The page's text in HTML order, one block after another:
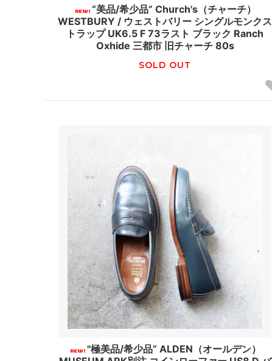
“美品/希少品” Church's（チャーチ）
WESTBURY / ウェストバリー シングルモンクス
トラップ UK6.5 F 73ラスト ブラック Ranch
Oxhide 三都市 旧チャーチ 80s
SOLD OUT
"極美品/希少品” ALDEN（オールデン）